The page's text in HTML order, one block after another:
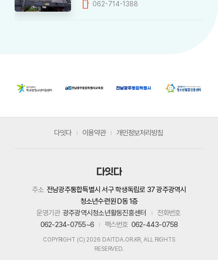
mobile 062-714-1388
다잇다 이용약관 개인정보처리방침
다잇다
주소 전남광주통합특별시 서구 학생독립로 37 광주광역시
청소년수련원 D동 1층
운영기관 광주광역시청소년활동진흥센터
전화번호
062-234-0755~6
팩스번호 062-443-0758
COPYRIGHT (C) 2026 DAITDA.OR.KR, ALL RIGHTS
RESERVED.